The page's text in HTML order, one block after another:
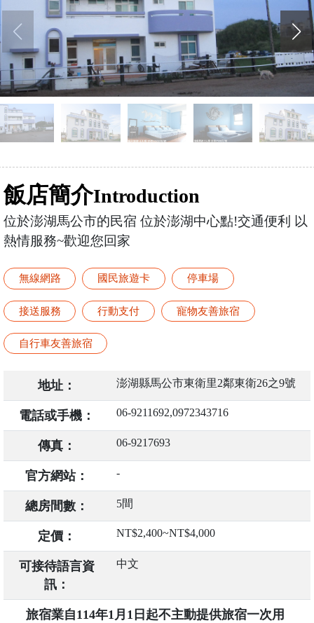
飯店簡介Introduction
位於澎湖馬公市的民宿 位於澎湖中心點!交通便利 以
熱情服務~歡迎您回家
無線網路 國民旅遊卡 停車場
接送服務 行動支付 寵物友善旅宿
自行車友善旅宿
地址： 澎湖縣馬公市東衛里2鄰東衛26之9號
電話或手機： 06-9211692,0972343716
傳真： 06-9217693
官方網站： -
總房間數： 5間
定價： NT$2,400~NT$4,000
可接待語言資
訊：
中文
旅宿業自114年1月1日起不主動提供旅宿一次用